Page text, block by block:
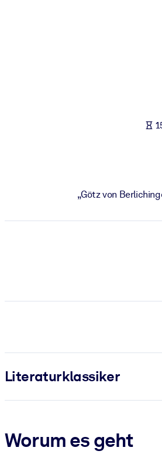
Bereichern Sie Ihre
Nutzen Sie verlässliches,
„Götz von
Literatur­klassiker
Worum es geht